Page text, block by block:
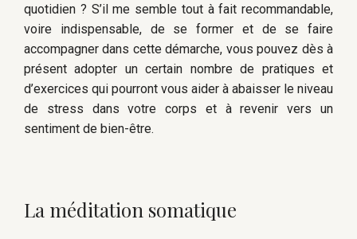
quotidien ? S’il me semble tout à fait recommandable,
voire indispensable, de se former et de se faire
accompagner dans cette démarche, vous pouvez dès à
présent adopter un certain nombre de pratiques et
d’exercices qui pourront vous aider à abaisser le niveau
de stress dans votre corps et à revenir vers un
sentiment de bien-être.
La méditation somatique